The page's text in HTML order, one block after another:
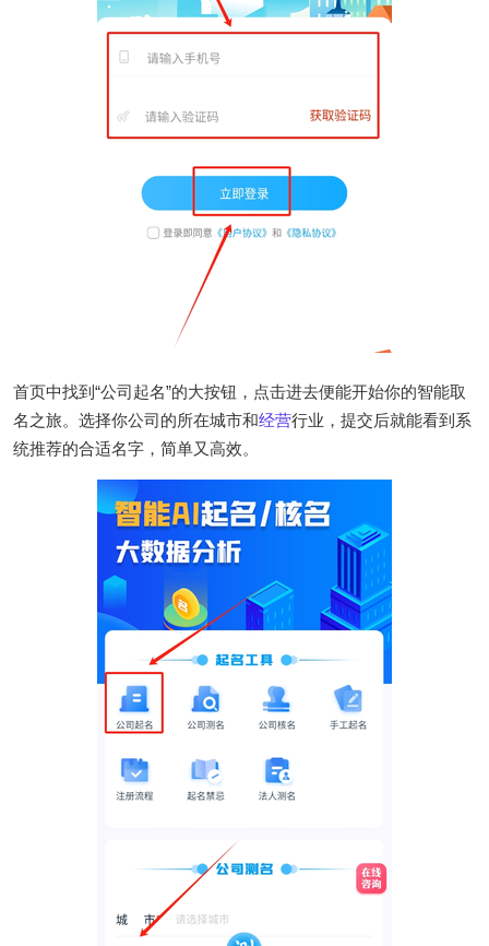
首页中找到“公司起名”的大按钮，点击进去便能开始你的智能取
名之旅。选择你公司的所在城市和经营行业，提交后就能看到系
统推荐的合适名字，简单又高效。